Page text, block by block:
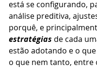
está se configurando,
análise preditiva,
porquê, e
estratégias de cada
estão adotando e o
o que nem tanto, entre